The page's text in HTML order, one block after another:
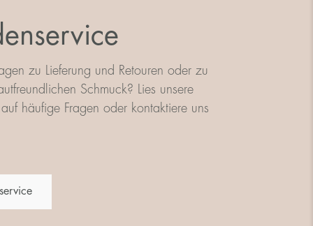
zu Lieferung und Retouren oder zu
Schmuck? Lies unsere
häufige Fragen oder kontaktiere uns